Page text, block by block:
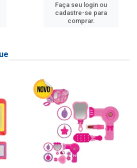
Faça seu login ou
cadastre-se para
comprar.